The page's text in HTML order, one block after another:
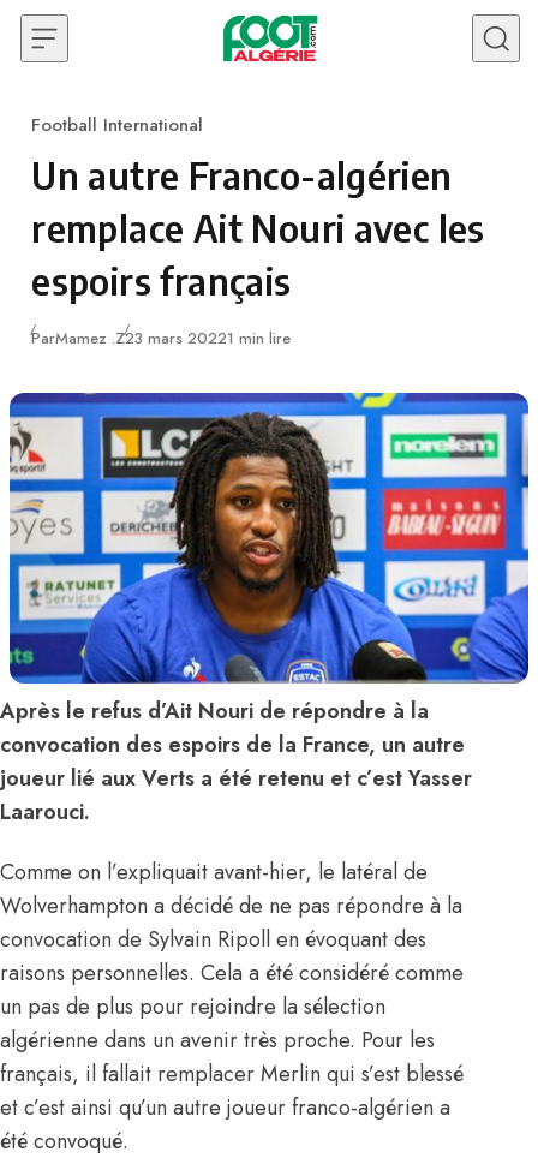
Skip to content
Category
Football International
Un autre Franco-algérien
remplace Ait Nouri avec les
espoirs français
ParMamez .ZPublié
23 mars 20221 min lire
Après le refus d’Ait Nouri de répondre à la
convocation des espoirs de la France, un autre
joueur lié aux Verts a été retenu et c’est Yasser
Laarouci.
Comme on l’expliquait avant-hier, le latéral de
Wolverhampton a décidé de ne pas répondre à la
convocation de Sylvain Ripoll en évoquant des
raisons personnelles. Cela a été considéré comme
un pas de plus pour rejoindre la sélection
algérienne dans un avenir très proche. Pour les
français, il fallait remplacer Merlin qui s’est blessé
et c’est ainsi qu’un autre joueur franco-algérien a
été convoqué.